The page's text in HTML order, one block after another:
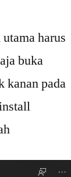
harus
buka
kanan pada